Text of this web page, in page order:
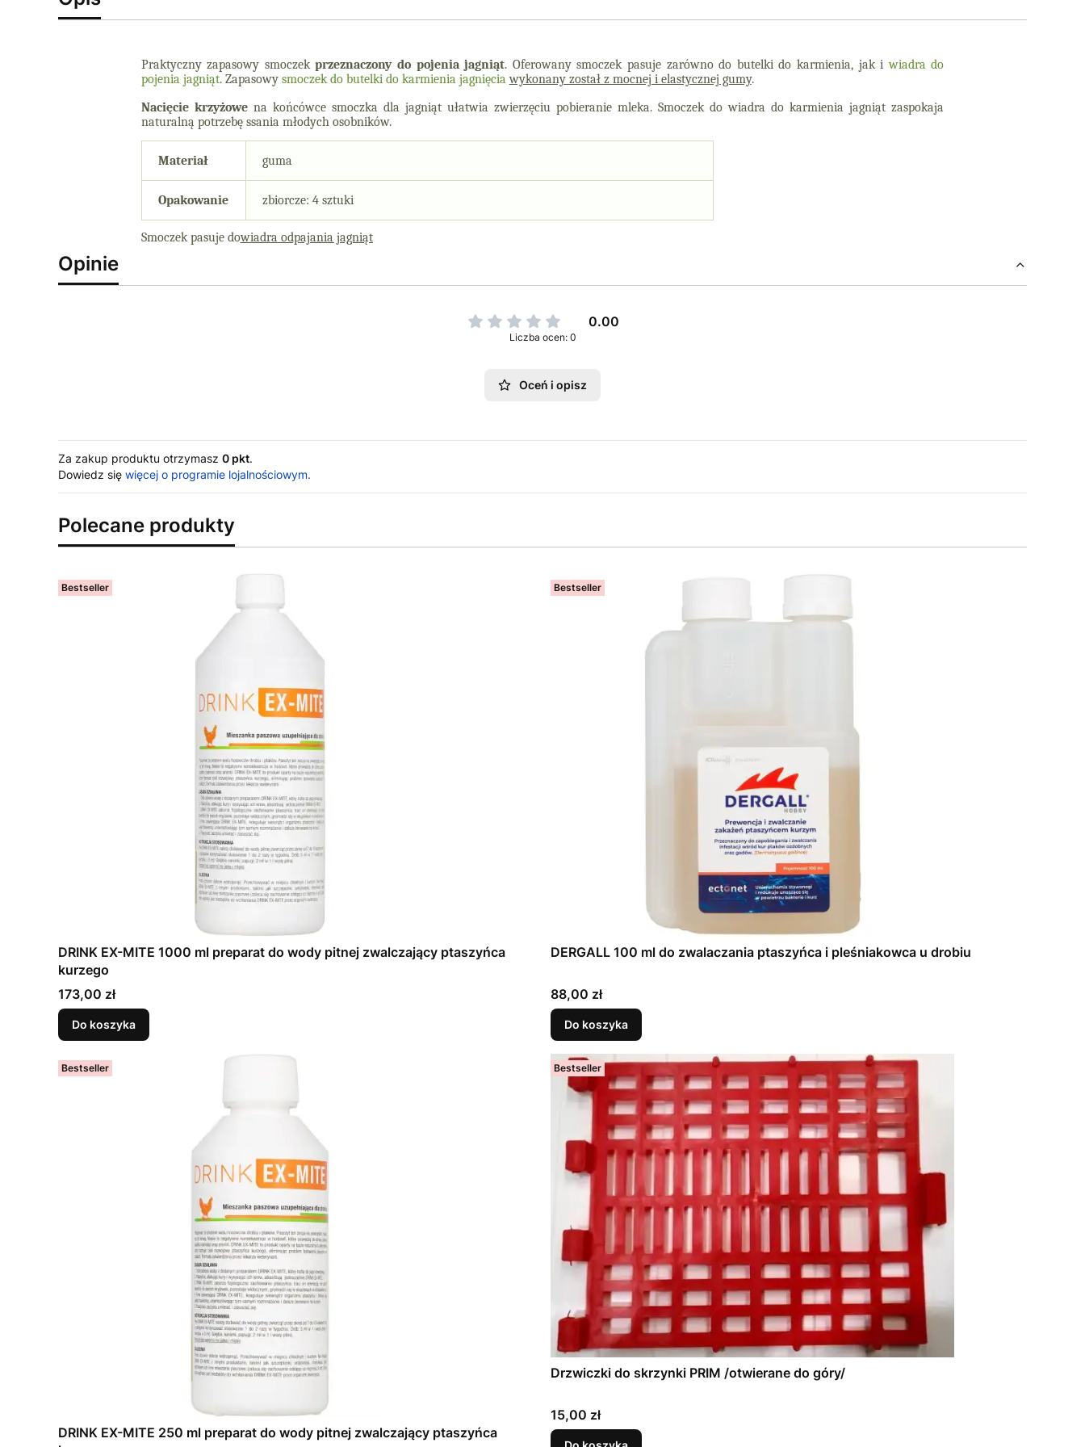
Praktyczny zapasowy smoczekprzeznaczony do pojenia jagniąt. Oferowany smoczek pasuje zarówno do butelki do karmienia, jak iwiadra do
pojenia jagniąt. Zapasowy smoczek do butelki do karmienia jagnięcia wykonany został z mocnej i elastycznej gumy.
Nacięcie krzyżowena końcówce smoczka dla jagniąt ułatwia zwierzęciu pobieranie mleka. Smoczek do wiadra do karmienia jagniąt zaspokaja
naturalną potrzebę ssania młodych osobników.
Materiał guma
Opakowanie zbiorcze: 4 sztuki
Smoczek pasuje dowiadra odpajania jagniąt
Opinie
0.00
Liczba ocen: 0
Oceń i opisz
Za zakup produktu otrzymasz 0 pkt.
Dowiedz się więcej o programie lojalnościowym.
Polecane produkty
Bestseller
DRINK EX-MITE 1000 ml preparat do wody pitnej zwalczający ptaszyńca
kurzego
Cena
173,00 zł
Do koszyka
Bestseller
DERGALL 100 ml do zwalaczania ptaszyńca i pleśniakowca u drobiu
Cena
88,00 zł
Do koszyka
Bestseller
DRINK EX-MITE 250 ml preparat do wody pitnej zwalczający ptaszyńca
Bestseller
Drzwiczki do skrzynki PRIM /otwierane do góry/
Cena
15,00 zł